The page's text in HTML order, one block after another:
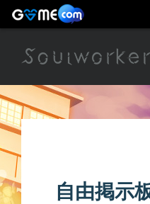
自由掲示